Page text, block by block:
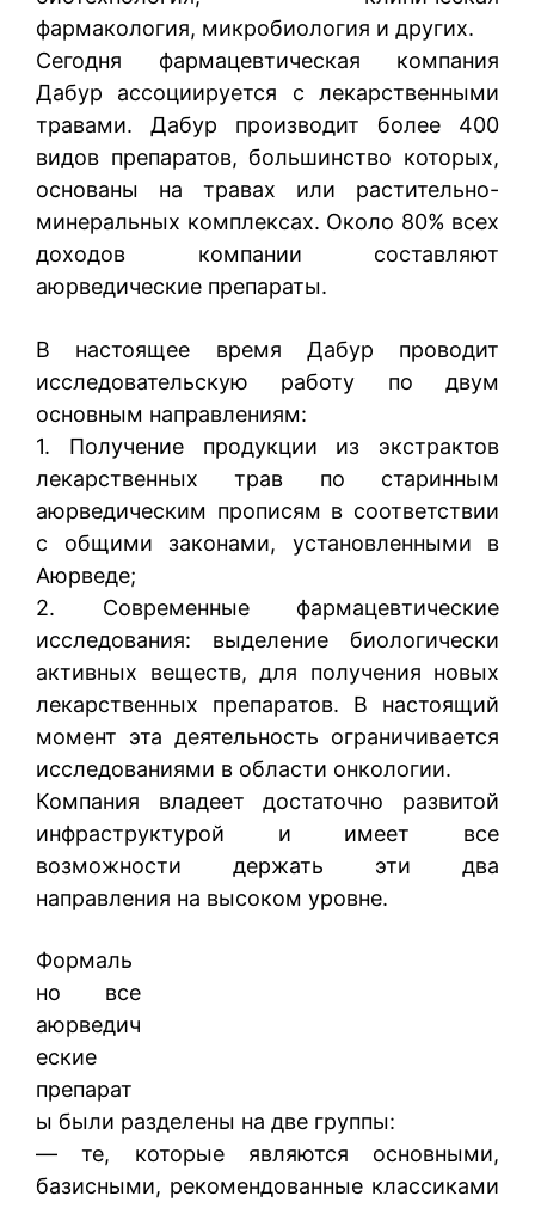
фармакология, микробиология и других.
Сегодня фармацевтическая компания
Дабур ассоциируется с лекарственными
травами. Дабур производит более 400
видов препаратов, большинство которых,
основаны на травах или растительно-
минеральных комплексах. Около 80% всех
доходов компании составляют
аюрведические препараты.
В настоящее время Дабур проводит
исследовательскую работу по двум
основным направлениям:
1. Получение продукции из экстрактов
лекарственных трав по старинным
аюрведическим прописям в соответствии
с общими законами, установленными в
Аюрведе;
2. Современные фармацевтические
исследования: выделение биологически
активных веществ, для получения новых
лекарственных препаратов. В настоящий
момент эта деятельность ограничивается
исследованиями в области онкологии.
Компания владеет достаточно развитой
инфраструктурой и имеет все
возможности держать эти два
направления на высоком уровне.
Формаль
но все
аюрведич
еские
препарат
ы были разделены на две группы:
— те, которые являются основными,
базисными, рекомендованные классиками